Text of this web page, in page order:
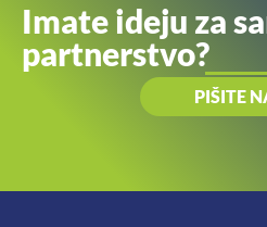
Imate ideju za
partnerstvo?
PIŠITE